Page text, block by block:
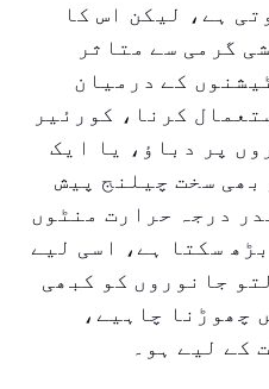
ہے، لیکن اس کا
گرمی سے متاثر
کے درمیان
کرنا، کورئیر
پر دباؤ، یا ایک
سخت چیلنج پیش
درجہ حرارت منٹوں
سکتا ہے، اسی لیے
جانوروں کو کبھی
چھوڑنا چاہیے،
کے لیے ہو۔